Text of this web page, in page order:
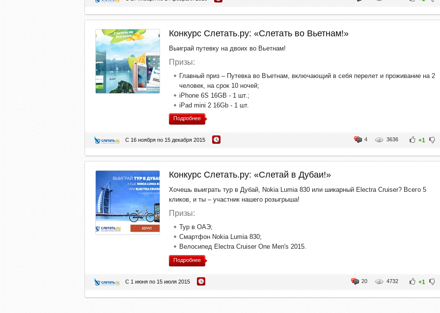
Конкурс Слетать.ру: «Слетать во Вьетнам!»
Выиграй путевку на двоих во Вьетнам!
Призы:
Главный приз – Путевка во Въетнам, включающий в себя перелет и проживание на 2
человек, на срок 10 ночей;
iPhone 6S 16GB - 1 шт.;
iPad mini 2 16Gb - 1 шт.
Подробнее
С 16 ноября по 15 декабря 2015 +1
3636
4
Конкурс Слетать.ру: «Слетай в Дубаи!»
Хочешь выиграть тур в Дубай, Nokia Lumia 830 или шикарный Electra Cruiser? Всего 5
кликов, и ты – участник нашего розыгрыша!
Призы:
Тур в ОАЭ;
Смартфон Nokia Lumia 830;
Велосипед Electra Cruiser One Men's 2015.
Подробнее
С 1 июня по 15 июля 2015 +1
4732
20